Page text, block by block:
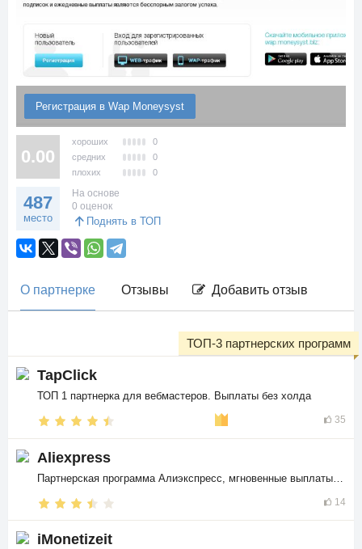
Регистрация в Wap Moneysyst
0.00
хороших
0
средних
0
плохих
0
487
место
На основе
0 оценок
Поднять в ТОП
О партнерке Отзывы Добавить отзыв
TapClick
ТОП 1 партнерка для вебмастеров. Выплаты без холда
35
ТОП-3 партнерских программ
Aliexpress
14
iMonetizeit